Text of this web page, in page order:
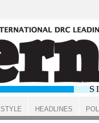
HEADLINES